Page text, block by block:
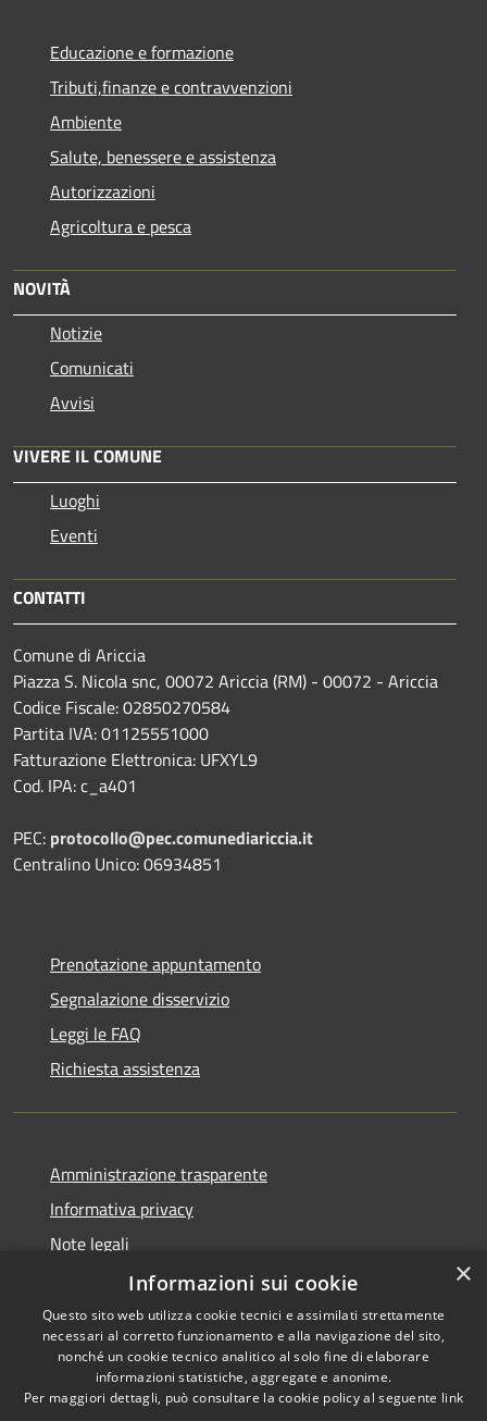
Educazione e formazione
Tributi,finanze e contravvenzioni
Ambiente
Salute, benessere e assistenza
Autorizzazioni
Agricoltura e pesca
NOVITÀ
Notizie
Comunicati
Avvisi
VIVERE IL COMUNE
Luoghi
Eventi
CONTATTI
Comune di Ariccia
Piazza S. Nicola snc, 00072 Ariccia (RM) - 00072 - Ariccia
Codice Fiscale: 02850270584
Partita IVA: 01125551000
Fatturazione Elettronica: UFXYL9
Cod. IPA: c_a401
PEC: protocollo@pec.comunediariccia.it
Centralino Unico: 06934851
Prenotazione appuntamento
Segnalazione disservizio
Leggi le FAQ
Richiesta assistenza
Amministrazione trasparente
Informativa privacy
Note legali
Dichiarazione di accessibilità
RSS
Accessibilità
Copyright © 2026 • Comune di
×
Informazioni sui cookie
Questo sito web utilizza cookie tecnici e assimilati strettamente
necessari al corretto funzionamento e alla navigazione del sito,
nonché un cookie tecnico analitico al solo fine di elaborare
informazioni statistiche, aggregate e anonime.
Per maggiori dettagli, può consultare la cookie policy al seguente link